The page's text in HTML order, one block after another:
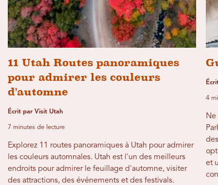
11 Utah Routes panoramiques
pour admirer les couleurs
d'automne
Écrit par Visit Utah
7 minutes de lecture
Explorez 11 routes panoramiques à Utah pour admirer
les couleurs automnales. Utah est l'un des meilleurs
endroits pour admirer le feuillage d'automne, visiter
des attractions, des événements et des festivals.
4
Ne
et